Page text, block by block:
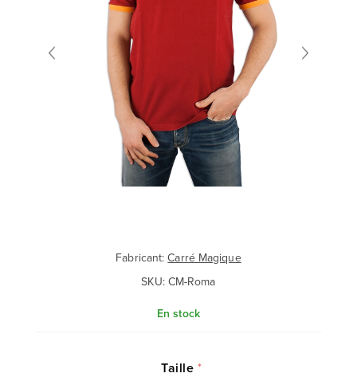
Fabricant: Carré Magique
SKU: CM-Roma
En stock
Taille *